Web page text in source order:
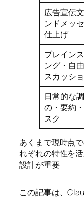
広告宣伝
ンドメッ
仕上げ
ブレイン
ング・自
スカッシ
日常的な
の・要約
スク
あくまで現時点
れぞれの特性を
設計が重要
この記事は、